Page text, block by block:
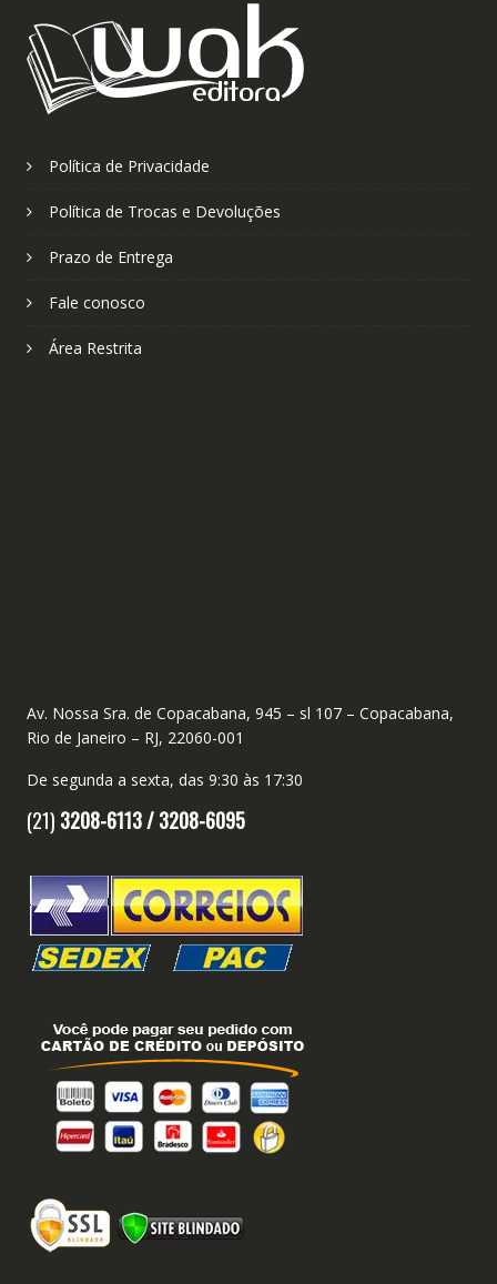
Política de Privacidade
Política de Trocas e Devoluções
Prazo de Entrega
Fale conosco
Área Restrita
Av. Nossa Sra. de Copacabana, 945 – sl 107 – Copacabana,
Rio de Janeiro – RJ, 22060-001
De segunda a sexta, das 9:30 às 17:30
(21) 3208-6113 /3208-6095